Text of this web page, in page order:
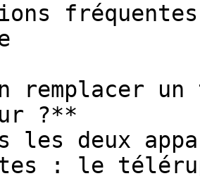
remplacer
?**
les deux
: le